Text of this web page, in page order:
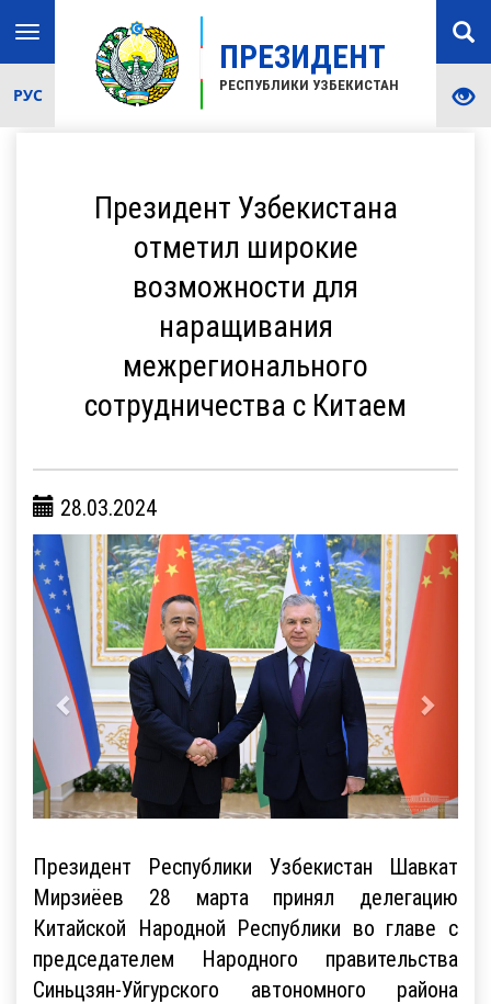
ПРЕЗИДЕНТ
РЕСПУБЛИКИ УЗБЕКИСТАН
Toggle
navigation
РУС
Президент Узбекистана
отметил широкие
возможности для
наращивания
межрегионального
сотрудничества с Китаем
28.03.2024
Президент Республики Узбекистан Шавкат
Мирзиёев 28 марта принял делегацию
Китайской Народной Республики во главе с
председателем Народного правительства
Синьцзян-Уйгурского автономного района